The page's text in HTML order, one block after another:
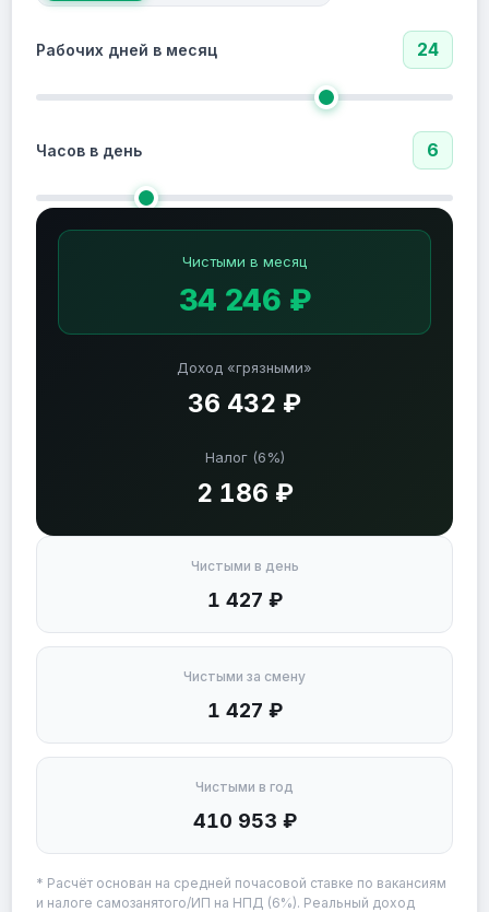
Рабочих дней в месяц 24
Часов в день 6
Доход «грязными»
36 432 ₽
Налог (6%)
2 186 ₽
Чистыми в месяц
34 246 ₽
Чистыми в день
1 427 ₽
Чистыми за смену
1 427 ₽
Чистыми в год
410 953 ₽
* Расчёт основан на средней почасовой ставке по вакансиям
и налоге самозанятого/ИП на НПД (6%). Реальный доход